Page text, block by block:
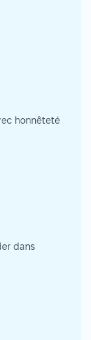
honnêteté
dans